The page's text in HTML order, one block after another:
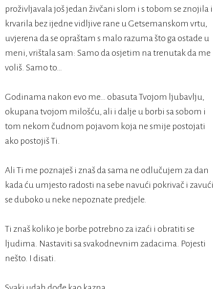
proživljavala još jedan živčani slom i s tobom se znojila i
krvarila bez ijedne vidljive rane u Getsemanskom vrtu,
uvjerena da se opraštam s malo razuma što ga ostade u
meni, vrištala sam: Samo da osjetim na trenutak da me
voliš. Samo to…
Godinama nakon evo me… obasuta Tvojom ljubavlju,
okupana tvojom milošću, ali i dalje u borbi sa sobom i
tom nekom čudnom pojavom koja ne smije postojati
ako postojiš Ti.
Ali Ti me poznaješ i znaš da sama ne odlučujem za dan
kada ću umjesto radosti na sebe navući pokrivač i zavući
se duboko u neke nepoznate predjele.
Ti znaš koliko je borbe potrebno za izaći i obratiti se
ljudima. Nastaviti sa svakodnevnim zadacima. Pojesti
nešto. I disati.